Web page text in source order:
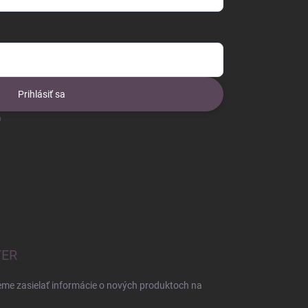
Prihlásiť sa
zasielať informácie o nových produktoch na